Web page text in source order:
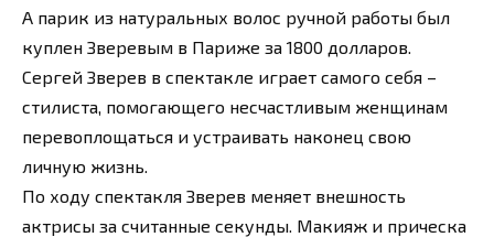
А парик из натуральных волос ручной работы был
куплен Зверевым в Париже за 1800 долларов.
Сергей Зверев в спектакле играет самого себя –
стилиста, помогающего несчастливым женщинам
перевоплощаться и устраивать наконец свою
личную жизнь.
По ходу спектакля Зверев меняет внешность
актрисы за считанные секунды. Макияж и прическа